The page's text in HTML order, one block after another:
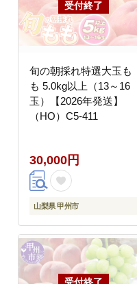
旬の朝採れ特選大玉も
も 5.0kg以上（13～16
玉）【2026年発送】
（HO）C5-411
30,000円
山梨県 甲州市